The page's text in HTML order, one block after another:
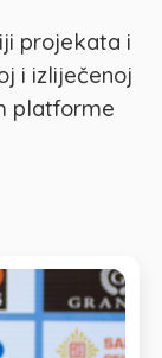
projekata i
i izliječenoj
platforme